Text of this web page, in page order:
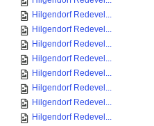
Hilgendorf Redevel...
Hilgendorf Redevel...
Hilgendorf Redevel...
Hilgendorf Redevel...
Hilgendorf Redevel...
Hilgendorf Redevel...
Hilgendorf Redevel...
Hilgendorf Redevel...